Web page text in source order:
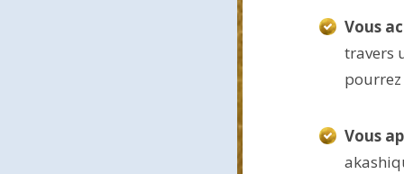
Vous
travers
Vous